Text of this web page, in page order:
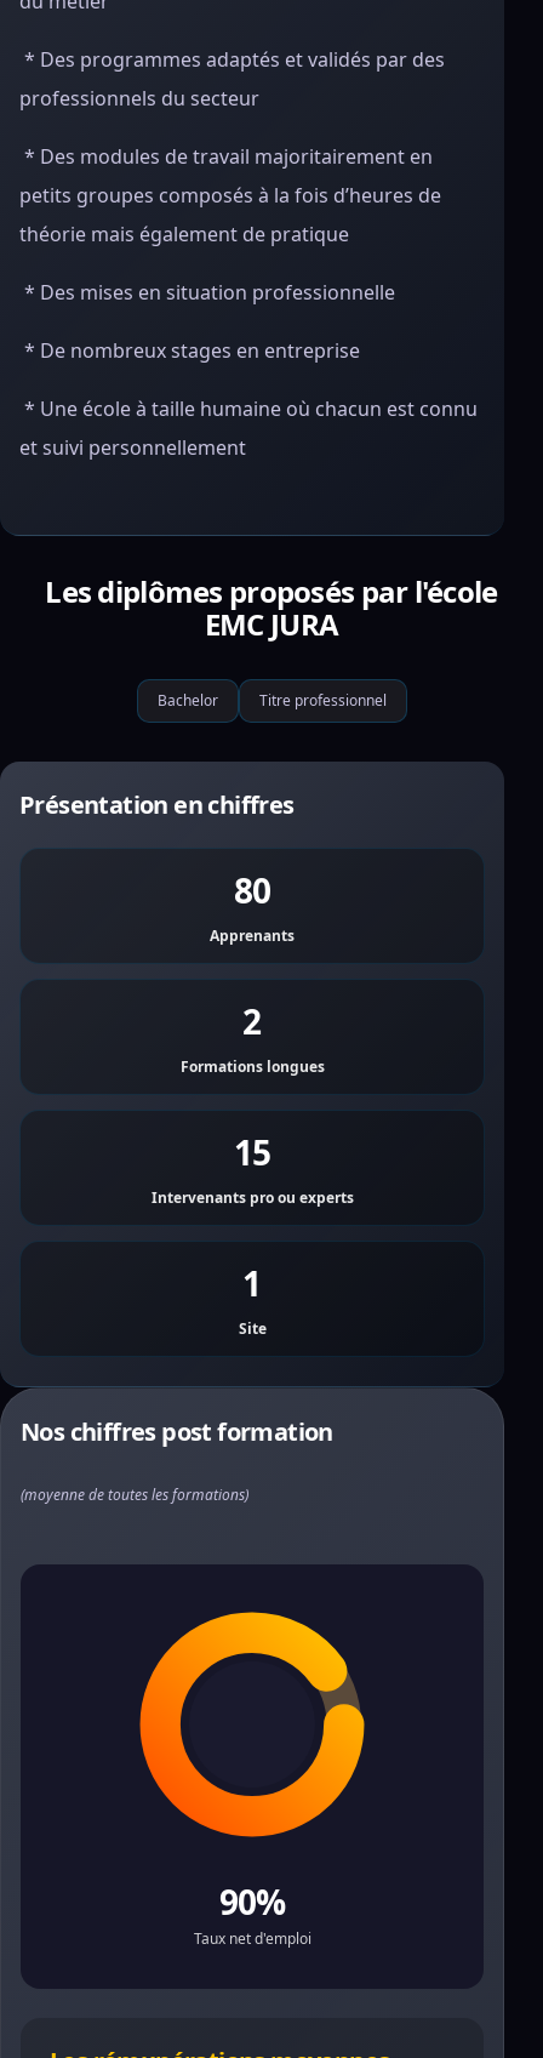
* Des programmes adaptés et validés par des
professionnels du secteur
* Des modules de travail majoritairement en
petits groupes composés à la fois d’heures de
théorie mais également de pratique
* Des mises en situation professionnelle
* De nombreux stages en entreprise
* Une école à taille humaine où chacun est connu
et suivi personnellement
Les diplômes proposés par l'école
EMC JURA
Bachelor Titre professionnel
Présentation en chiffres
80
Apprenants
2
Formations longues
15
Intervenants pro ou experts
1
Site
Nos chiffres post formation
(moyenne de toutes les formations)
90%
Taux net d'emploi